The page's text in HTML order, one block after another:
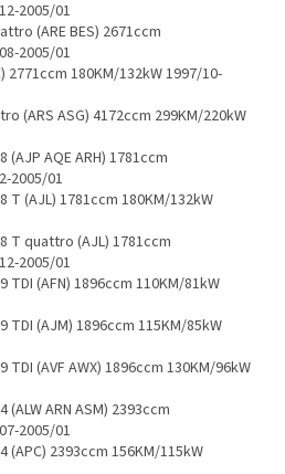
2005/01
(ARE BES) 2671ccm
2005/01
2771ccm 180KM/132kW 1997/10-
(ARS ASG) 4172ccm 299KM/220kW
(AJP AQE ARH) 1781ccm
2005/01
T (AJL) 1781ccm 180KM/132kW
T quattro (AJL) 1781ccm
2005/01
TDI (AFN) 1896ccm 110KM/81kW
TDI (AJM) 1896ccm 115KM/85kW
TDI (AVF AWX) 1896ccm 130KM/96kW
(ALW ARN ASM) 2393ccm
2005/01
(APC) 2393ccm 156KM/115kW